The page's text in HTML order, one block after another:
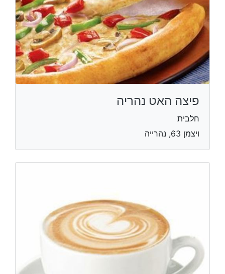
פיצה האט נהריה
חלבית
ויצמן 63, נהרייה